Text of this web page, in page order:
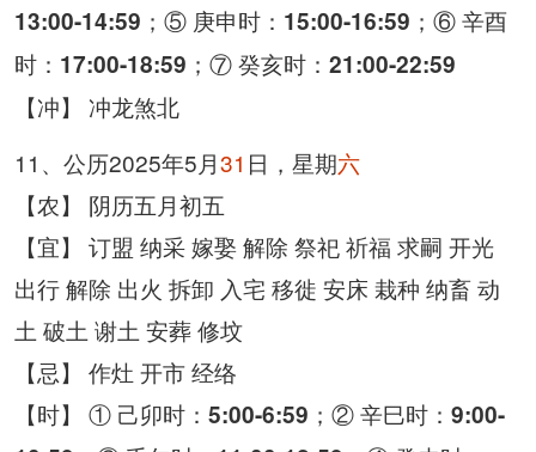
13:00-14:59 ；⑤ 庚申时： 15:00-16:59 ；⑥ 辛酉
时： 17:00-18:59 ；⑦ 癸亥时： 21:00-22:59
【冲】 冲龙煞北
11、公历2025年5月31 日，星期六
【农】 阴历五月初五
【宜】 订盟 纳采 嫁娶 解除 祭祀 祈福 求嗣 开光
出行 解除 出火 拆卸 入宅 移徙 安床 栽种 纳畜 动
土 破土 谢土 安葬 修坟
【忌】 作灶 开市 经络
【时】 ① 己卯时： 5:00-6:59 ；② 辛巳时： 9:00-